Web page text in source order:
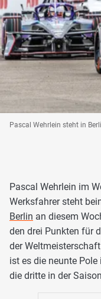
Pascal Wehrlein steht in
Pascal Wehrlein im
Werksfahrer steht
Berlin an diesem
den drei Punkten für
der
ist es die neunte
die dritte in der